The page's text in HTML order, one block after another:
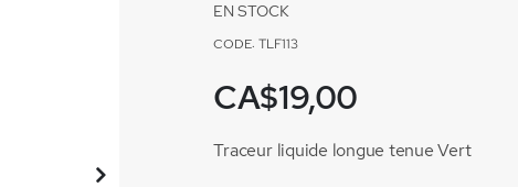
EN STOCK
CODE: TLF113
CA$19,00
Traceur liquide longue tenue Vert